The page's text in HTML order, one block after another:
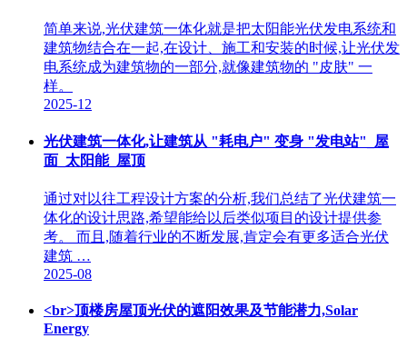
简单来说,光伏建筑一体化就是把太阳能光伏发电系统和
建筑物结合在一起,在设计、施工和安装的时候,让光伏发
电系统成为建筑物的一部分,就像建筑物的 "皮肤" 一
样。
2025-12
光伏建筑一体化,让建筑从 "耗电户" 变身 "发电站"_屋
面_太阳能_屋顶
通过对以往工程设计方案的分析,我们总结了光伏建筑一
体化的设计思路,希望能给以后类似项目的设计提供参
考。 而且,随着行业的不断发展,肯定会有更多适合光伏
建筑 …
2025-08
<br>顶楼房屋顶光伏的遮阳效果及节能潜力,Solar
Energy